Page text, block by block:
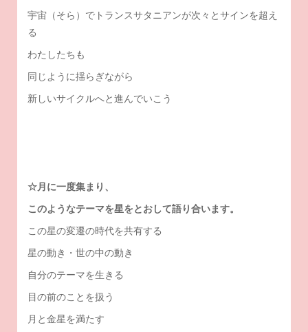
宇宙（そら）でトランスサタニアンが次々とサインを超え
る
わたしたちも
同じように揺らぎながら
新しいサイクルへと進んでいこう
☆月に一度集まり、
このようなテーマを星をとおして語り合います。
この星の変遷の時代を共有する
星の動き・世の中の動き
自分のテーマを生きる
目の前のことを扱う
月と金星を満たす